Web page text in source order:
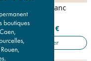
short doublé blanc
12 mois
77,50 €
15,50 €
Ajouter au panier